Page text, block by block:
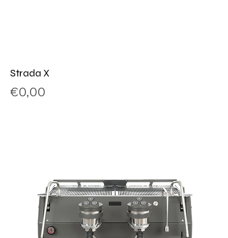
Strada X
Price
€0,00